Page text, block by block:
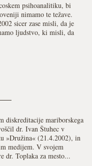
psihoanalitiku, bi
nimamo te težave.
sicer zase misli, da je
ljudstvo, ki misli, da
diskreditacije mariborskega
dr. Ivan Štuhec v
»Družina« (21.4.2002), in
medijem. V svojem
dr. Toplaka za mesto...